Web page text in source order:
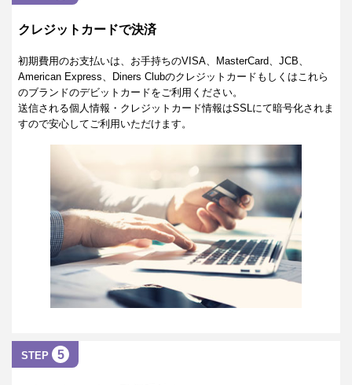
クレジットカードで決済
初期費用のお支払いは、お手持ちのVISA、MasterCard、JCB、
American Express、Diners Clubのクレジットカードもしくはこれら
のブランドのデビットカードをご利用ください。
送信される個人情報・クレジットカード情報はSSLにて暗号化されま
すので安心してご利用いただけます。
STEP 5